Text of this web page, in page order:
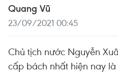
Quang Vũ
23/09/2021 00:45
Chủ tịch nước Nguyễn
cấp bách nhất hiện nay